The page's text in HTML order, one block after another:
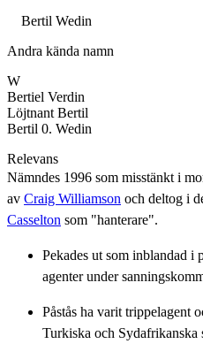
Bertil Wedin
Andra kända namn
W
Bertiel Verdin
Löjtnant Bertil
Bertil 0. Wedin
Relevans
Nämndes 1996 som misstänkt i
av Craig Williamson och deltog i
Casselton som "hanterare".
Pekades ut som inblandad i
agenter under
Påstås ha varit trippelagent
Turkiska och Sydafrikanska